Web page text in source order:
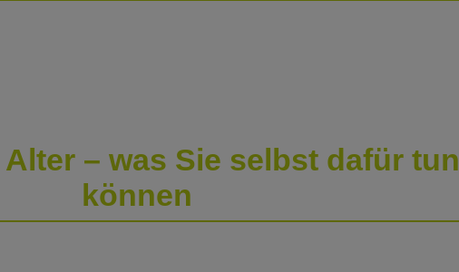
– was Sie selbst dafür tun
können